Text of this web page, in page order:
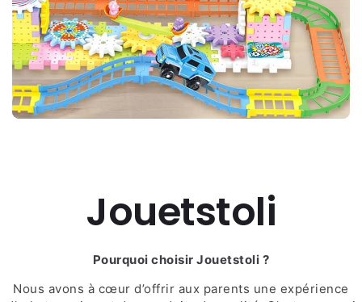
Jouetstoli
Pourquoi choisir Jouetstoli ?
Nous avons à cœur d’offrir aux parents une expérience